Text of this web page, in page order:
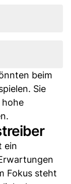
beim
Sie
ein
Fokus steht